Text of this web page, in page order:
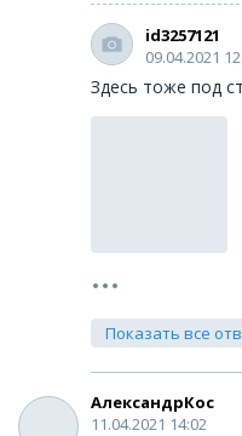
id3257121
09.04.2021
Здесь тоже под
Показать все
АлександрКос
11.04.2021 14:02